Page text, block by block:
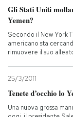
Gli Stati Uniti
Yemen?
Secondo il New York
americano sta
rimuovere il suo
25/3/2011
Tenete d’occhio lo
Una nuova grossa